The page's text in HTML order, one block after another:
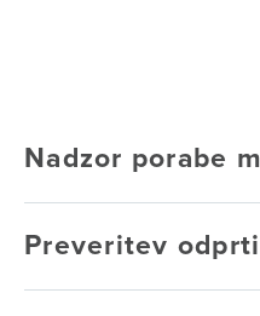
Nadzor porabe
Preveritev